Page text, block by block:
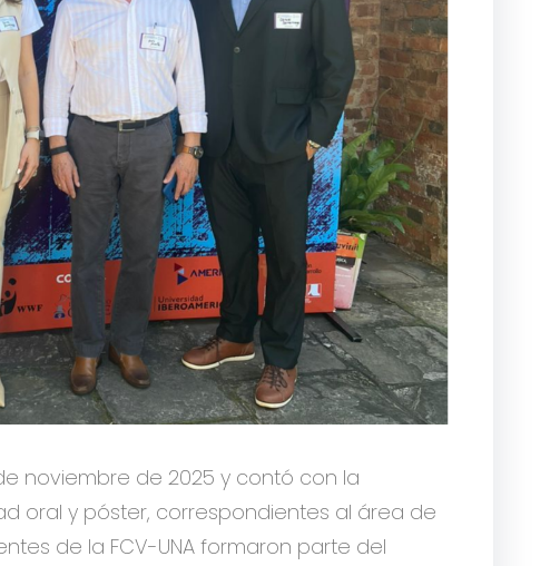
noviembre de 2025 y contó con la
oral y póster, correspondientes al área de
de la FCV-UNA formaron parte del